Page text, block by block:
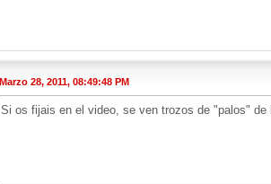
Marzo 28, 2011, 08:49:48 PM
Si os fijais en el video, se ven trozos de "palos"